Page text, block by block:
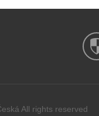
All rights reserved